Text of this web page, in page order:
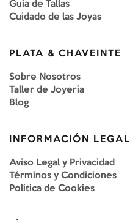
Guía de Tallas
Cuidado de las Joyas
PLATA & CHAVEINTE
Sobre Nosotros
Taller de Joyería
Blog
INFORMACIÓN LEGAL
Aviso Legal y Privacidad
Términos y Condiciones
Política de Cookies